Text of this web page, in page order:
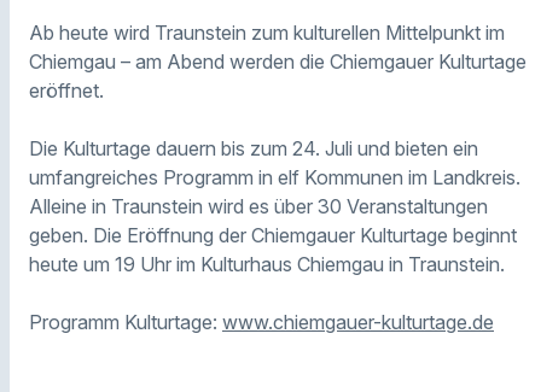
Ab heute wird Traunstein zum kulturellen Mittelpunkt im
Chiemgau – am Abend werden die Chiemgauer Kulturtage
eröffnet.
Die Kulturtage dauern bis zum 24. Juli und bieten ein
umfangreiches Programm in elf Kommunen im Landkreis.
Alleine in Traunstein wird es über 30 Veranstaltungen
geben. Die Eröffnung der Chiemgauer Kulturtage beginnt
heute um 19 Uhr im Kulturhaus Chiemgau in Traunstein.
Programm Kulturtage: www.chiemgauer-kulturtage.de